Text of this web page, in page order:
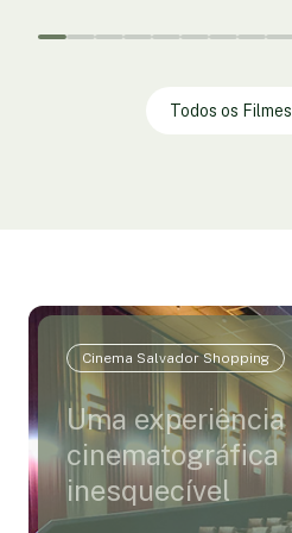
Todos os Filmes
Cinema Salvador Shopping
Uma experiência
cinematográfica
inesquecível